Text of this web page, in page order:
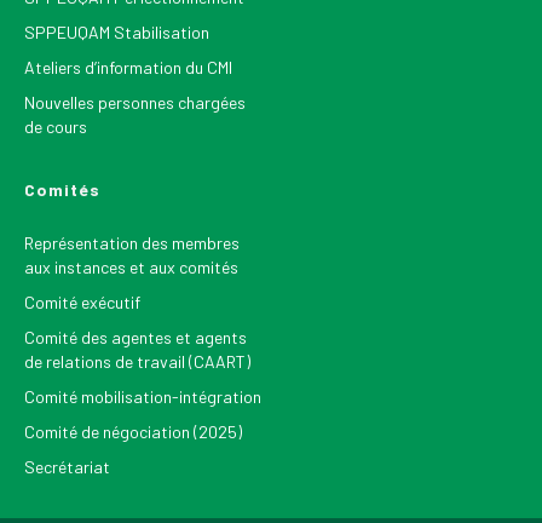
SPPEUQAM Stabilisation
Ateliers d’information du CMI
Nouvelles personnes chargées
de cours
Comités
Représentation des membres
aux instances et aux comités
Comité exécutif
Comité des agentes et agents
de relations de travail (CAART)
Comité mobilisation-intégration
Comité de négociation (2025)
Secrétariat